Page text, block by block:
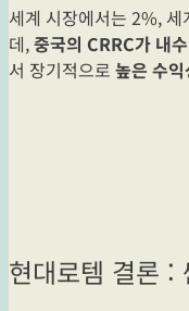
세계 시장에서는 2%,
데,중국의 CRRC가 내
서 장기적으로 높은 수
현대로템 결론 :